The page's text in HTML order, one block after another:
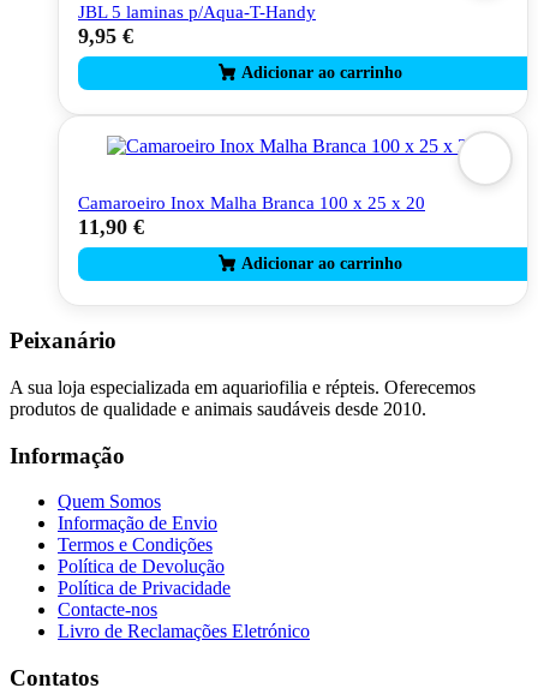
JBL 5 laminas p/Aqua-T-Handy
9,95 €
Camaroeiro Inox Malha Branca 100 x 25 x 20
11,90 €
Peixanário
A sua loja especializada em aquariofilia e répteis. Oferecemos
produtos de qualidade e animais saudáveis desde 2010.
Informação
Quem Somos
Informação de Envio
Termos e Condições
Política de Devolução
Política de Privacidade
Contacte-nos
Livro de Reclamações Eletrónico
Contatos